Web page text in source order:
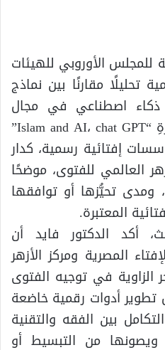
للمجلس الأوروبي للهيئات
تحليلًا مقارنًا بين نماذج
ذكاء اصطناعي في مجال
الفتاء عبر مواقِعِهِ الشَّهيرةِ “Islam and AI، chat GPT”
إفتائية رسمية، كدار
العالمي للفتوى، موضحًا
ومدى تحيُّزها أو توافقها
المعتبرة.
أكد الدكتور فايد أن
المصرية ومركز الأزهر
الزاوية في توجيه الفتوى
تطوير أدوات رقمية خاضعة
بين الفقه والتقنية
من التبسيط أو